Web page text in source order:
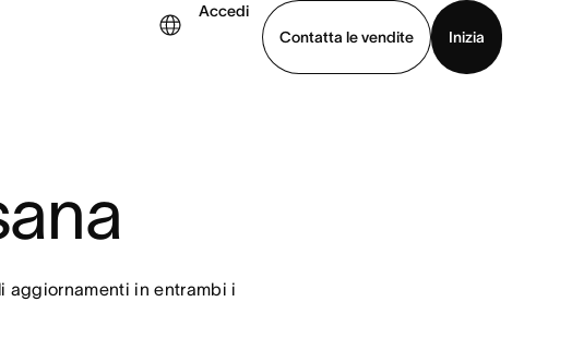
Accedi
Contatta le vendite
Inizia
aggiornamenti in entrambi i